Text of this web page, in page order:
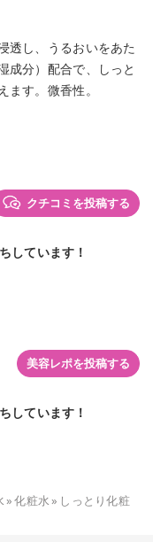
透し、うるおいをあた
成分）配合で、しっと
ます。微香性。
クチコミを投稿する
しています！
美容レポを投稿する
しています！
»化粧水» しっとり化粧